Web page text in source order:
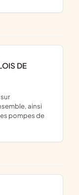
DE
ainsi
pompes de